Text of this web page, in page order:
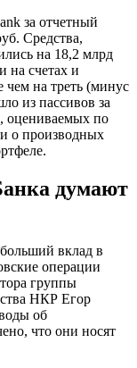
за отчетный
Средства,
на 18,2 млрд
на счетах и
чем на треть (минус
из пассивов за
оцениваемых по
о производных
думают
вклад в
операции
группы
НКР Егор
об
что они носят